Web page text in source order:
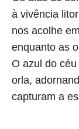
à vivência
nos acolhe
enquanto as
O azul do
orla,
capturam a